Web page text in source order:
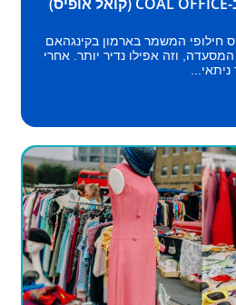
ארוחת חילופי שפים ב-COAL OFFICE (קואל אופיס)
חילופי המשמר בארמון בקינגהאם
וזה אפילו נדיר יותר. אחרי